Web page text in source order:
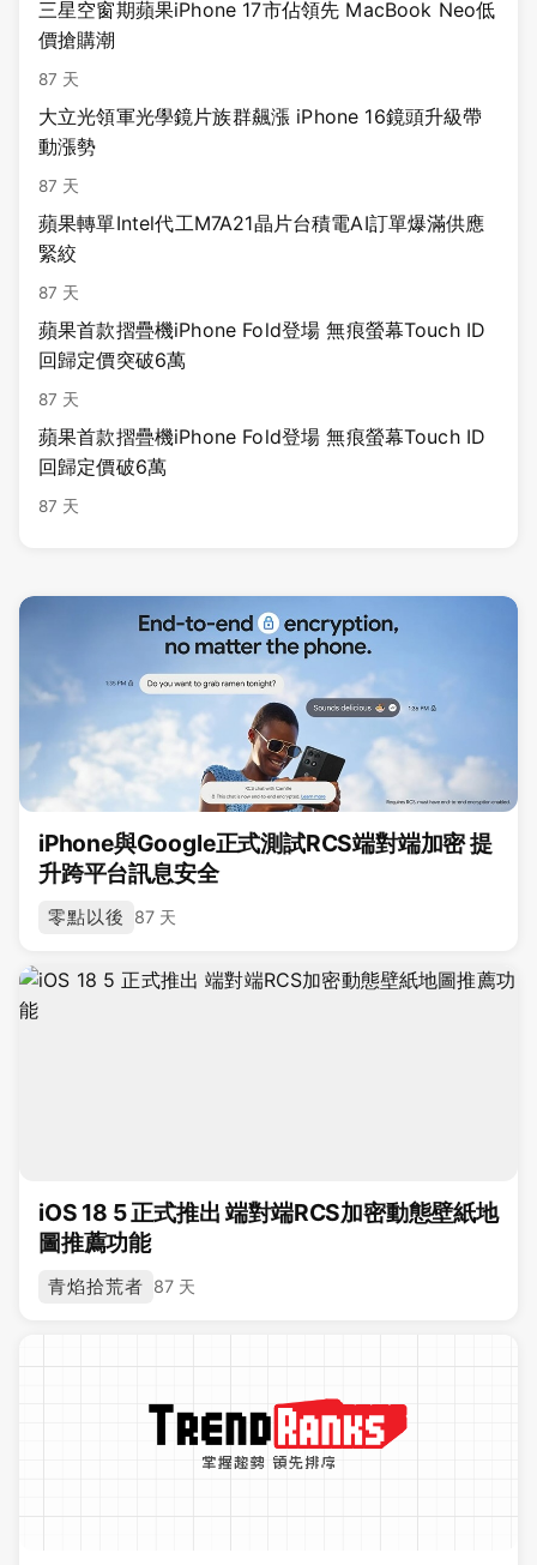
三星空窗期蘋果iPhone 17市佔領先 MacBook Neo低
價搶購潮
87 天
大立光領軍光學鏡片族群飆漲 iPhone 16鏡頭升級帶
動漲勢
87 天
蘋果轉單Intel代工M7A21晶片台積電AI訂單爆滿供應
緊絞
87 天
蘋果首款摺疊機iPhone Fold登場 無痕螢幕Touch ID
回歸定價突破6萬
87 天
蘋果首款摺疊機iPhone Fold登場 無痕螢幕Touch ID
回歸定價破6萬
87 天
iPhone與Google正式測試RCS端對端加密 提
升跨平台訊息安全
零點以後 87 天
iOS 18 5 正式推出 端對端RCS加密動態壁紙地
圖推薦功能
青焰拾荒者 87 天